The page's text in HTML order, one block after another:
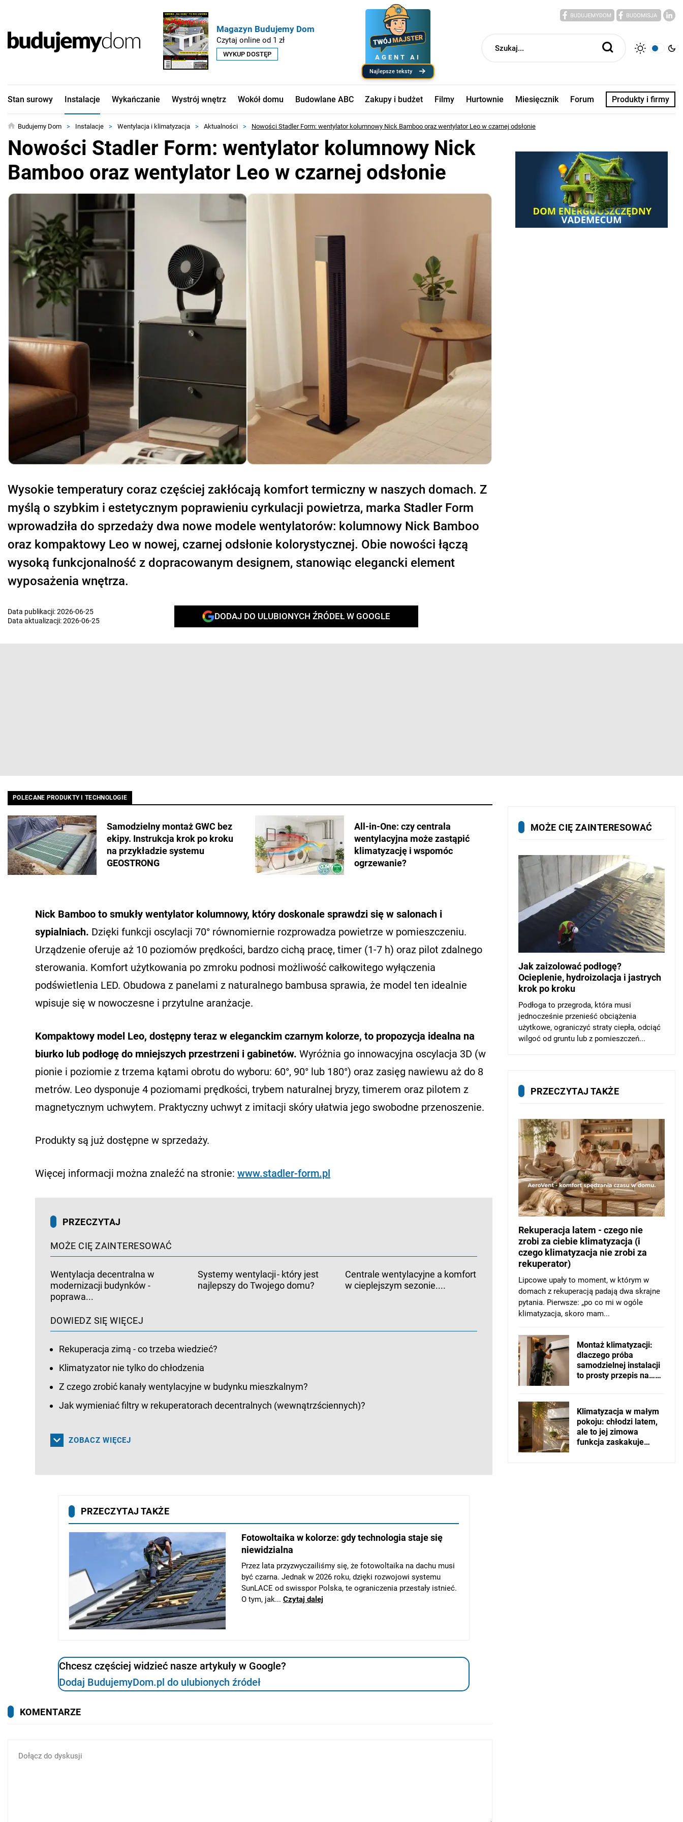
Magazyn Budujemy Dom
Czytaj online od 1 zł
WYKUP DOSTĘP AGENT AI
najlepsze teksty
Stan surowy Instalacje Wykańczanie Wystrój wnętrz Wokół domu Budowlane ABC Zakupy i budżet Filmy Hurtownie Miesięcznik Forum Produkty i firmy
Budujemy Dom > Instalacje > Wentylacja i klimatyzacja > Aktualności > Nowości Stadler Form: wentylator kolumnowy Nick Bamboo oraz wentylator Leo w czarnej odsłonie
Nowości Stadler Form: wentylator kolumnowy Nick
Bamboo oraz wentylator Leo w czarnej odsłonie
Wysokie temperatury coraz częściej zakłócają komfort termiczny w naszych domach. Z
myślą o szybkim i estetycznym poprawieniu cyrkulacji powietrza, marka Stadler Form
wprowadziła do sprzedaży dwa nowe modele wentylatorów: kolumnowy Nick Bamboo
oraz kompaktowy Leo w nowej, czarnej odsłonie kolorystycznej. Obie nowości łączą
wysoką funkcjonalność z dopracowanym designem, stanowiąc elegancki element
wyposażenia wnętrza.
Data publikacji:2026-06-25
Data aktualizacji:2026-06-25 DODAJ DO ULUBIONYCH ŹRÓDEŁ W GOOGLE
POLECANE PRODUKTY I TECHNOLOGIE
Samodzielny montaż GWC bez
ekipy. Instrukcja krok po kroku
na przykładzie systemu
GEOSTRONG
All-in-One: czy centrala
wentylacyjna może zastąpić
klimatyzację i wspomóc
ogrzewanie?
Nick Bamboo to smukły wentylator kolumnowy, który doskonale sprawdzi się w salonach i
sypialniach. Dzięki funkcji oscylacji 70° równomiernie rozprowadza powietrze w pomieszczeniu.
Urządzenie oferuje aż 10 poziomów prędkości, bardzo cichą pracę, timer (1-7 h) oraz pilot zdalnego
sterowania. Komfort użytkowania po zmroku podnosi możliwość całkowitego wyłączenia
podświetlenia LED. Obudowa z panelami z naturalnego bambusa sprawia, że model ten idealnie
wpisuje się w nowoczesne i przytulne aranżacje.
Kompaktowy model Leo, dostępny teraz w eleganckim czarnym kolorze, to propozycja idealna na
biurko lub podłogę do mniejszych przestrzeni i gabinetów. Wyróżnia go innowacyjna oscylacja 3D (w
pionie i poziomie z trzema kątami obrotu do wyboru: 60°, 90° lub 180°) oraz zasięg nawiewu aż do 8
metrów. Leo dysponuje 4 poziomami prędkości, trybem naturalnej bryzy, timerem oraz pilotem z
magnetycznym uchwytem. Praktyczny uchwyt z imitacji skóry ułatwia jego swobodne przenoszenie.
Produkty są już dostępne w sprzedaży.
Więcej informacji można znaleźć na stronie: www.stadler-form.pl
PRZECZYTAJ
MOŻE CIĘ ZAINTERESOWAĆ
Wentylacja decentralna w
modernizacji budynków -
poprawa...
Systemy wentylacji - który jest
najlepszy do Twojego domu?
Centrale wentylacyjne a komfort
w cieplejszym sezonie....
DOWIEDZ SIĘ WIĘCEJ
Rekuperacja zimą - co trzeba wiedzieć?
Klimatyzator nie tylko do chłodzenia
Z czego zrobić kanały wentylacyjne w budynku mieszkalnym?
Jak wymieniać filtry w rekuperatorach decentralnych (wewnątrzściennych)?
ZOBACZ WIĘCEJ
Chcesz częściej widzieć nasze artykuły w Google?
Dodaj BudujemyDom.pl do ulubionych źródeł
KOMENTARZE
MOŻE CIĘ ZAINTERESOWAĆ
Jak zaizolować podłogę?
Ocieplenie, hydroizolacja i jastrych
krok po kroku
Podłoga to przegroda, która musi
jednocześnie przenieść obciążenia
użytkowe, ograniczyć straty ciepła, odciąć
wilgoć od gruntu lub z pomieszczeń...
PRZECZYTAJ TAKŻE
Rekuperacja latem - czego nie
zrobi za ciebie klimatyzacja (i
czego klimatyzacja nie zrobi za
rekuperator)
Lipcowe upały to moment, w którym w
domach z rekuperacją padają dwa skrajne
pytania. Pierwsze: „po co mi w ogóle
klimatyzacja, skoro mam...
Montaż klimatyzacji:
dlaczego próba
samodzielnej instalacji
to prosty przepis na…
Klimatyzacja w małym
pokoju: chłodzi latem,
ale to jej zimowa
funkcja zaskakuje